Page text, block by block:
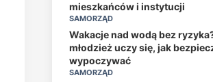
mieszkańców i instytucji
SAMORZĄD
Wakacje nad wodą bez
młodzież uczy się, jak
wypoczywać
SAMORZĄD